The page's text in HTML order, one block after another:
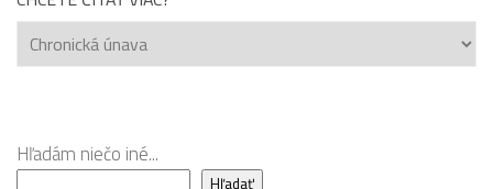
Chcete
čítať
Hľadám niečo iné...
Hľadať